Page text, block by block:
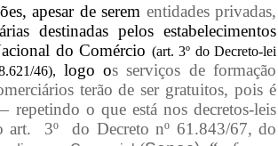
apesar de serem entidades privadas,
destinadas pelos estabelecimentos
do Comércio (art. 3º do Decreto-lei
46), logo os serviços de formação
terão de ser gratuitos, pois é
repetindo o que está nos decretos-leis
art. 3º
do Decreto nº 61.843/67, do